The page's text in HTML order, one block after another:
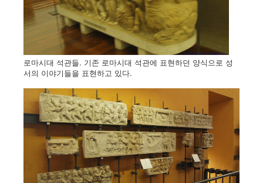
로마시대 석관들. 기존 로마시대 석관에 표현하던 양식으로 성
서의 이야기들을 표현하고 있다.